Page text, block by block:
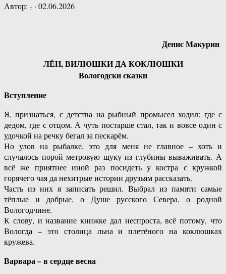
Автор: - · 02.06.2026
Денис Макурин
ЛЁН, ВИЛЮШКИ ДА КОКЛЮШКИ
Вологодски сказки
Вступление
Я, признаться, с детства на рыбный промысел ходил: где с
дедом, где с отцом. А чуть постарше стал, так и вовсе один с
удочкой на речку бегал за пескарём.
Но улов на рыбалке, это для меня не главное – хоть и
случалось порой метровую щуку из глубины вываживать. А
всё же приятнее иной раз посидеть у костра с кружкой
горячего чая да нехитрые истории друзьям рассказать.
Часть из них я записать решил. Выбрал из памяти самые
тёплые и добрые, о Душе русского Севера, о родной
Вологодчине.
К слову, и название книжке дал неспроста, всё потому, что
Вологда – это столица льна и плетёного на коклюшках
кружева.
Варвара – в сердце весна